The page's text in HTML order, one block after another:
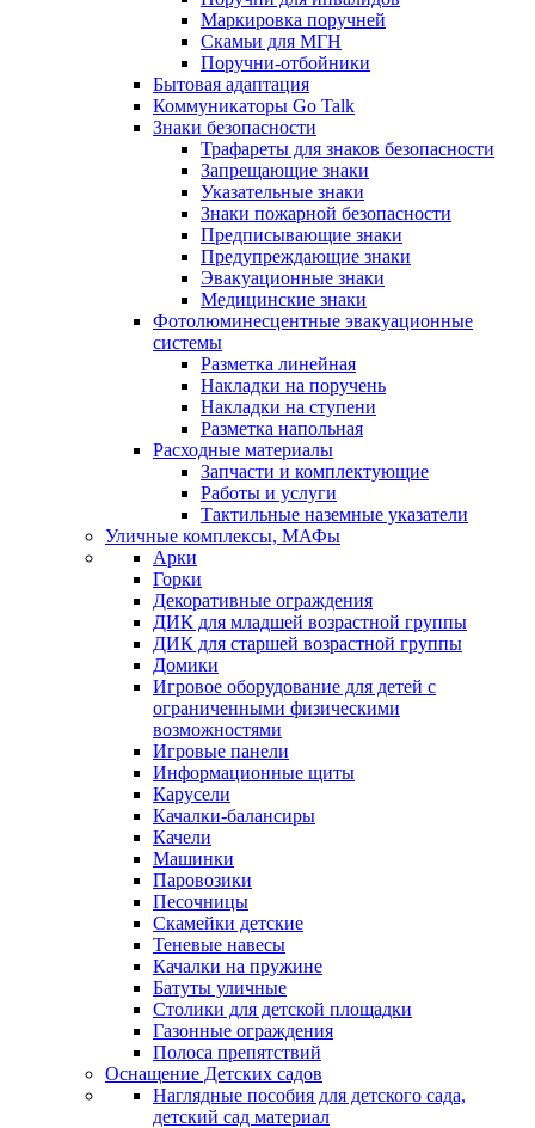
Маркировка поручней
Скамьи для МГН
Поручни-отбойники
Бытовая адаптация
Коммуникаторы Go Talk
Знаки безопасности
Трафареты для знаков безопасности
Запрещающие знаки
Указательные знаки
Знаки пожарной безопасности
Предписывающие знаки
Предупреждающие знаки
Эвакуационные знаки
Медицинские знаки
Фотолюминесцентные эвакуационные
системы
Разметка линейная
Накладки на поручень
Накладки на ступени
Разметка напольная
Расходные материалы
Запчасти и комплектующие
Работы и услуги
Тактильные наземные указатели
Уличные комплексы, МАФы
Арки
Горки
Декоративные ограждения
ДИК для младшей возрастной группы
ДИК для старшей возрастной группы
Домики
Игровое оборудование для детей с
ограниченными физическими
возможностями
Игровые панели
Информационные щиты
Карусели
Качалки-балансиры
Качели
Машинки
Паровозики
Песочницы
Скамейки детские
Теневые навесы
Качалки на пружине
Батуты уличные
Столики для детской площадки
Газонные ограждения
Полоса препятствий
Оснащение Детских садов
Наглядные пособия для детского сада,
детский сад материал